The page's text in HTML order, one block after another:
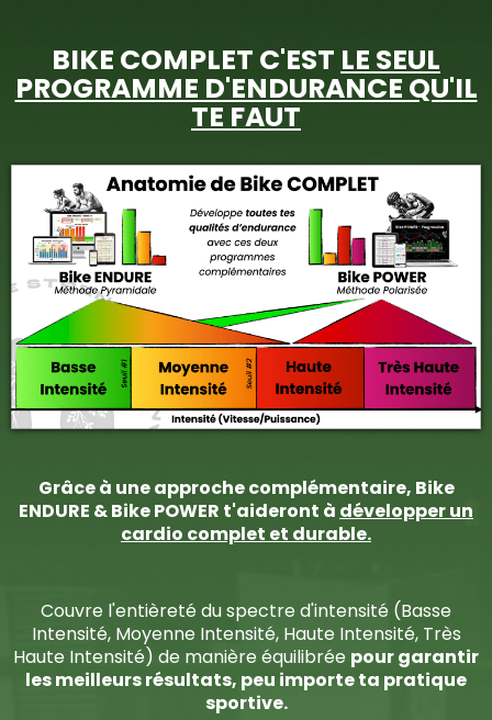
BIKE COMPLET C'EST LE SEUL
PROGRAMME D'ENDURANCE QU'IL
TE FAUT
Grâce à une approche complémentaire, Bike
ENDURE & Bike POWER t'aideront à développer un
cardio complet et durable.
Couvre l'entièreté du spectre d'intensité (Basse
Intensité, Moyenne Intensité, Haute Intensité, Très
Haute Intensité) de manière équilibrée pour garantir
les meilleurs résultats, peu importe ta pratique
sportive.